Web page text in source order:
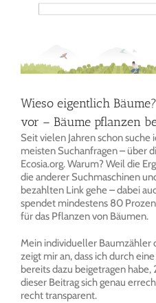
Wieso eigentlich
vor – Bäume pflanzen
Seit vielen Jahren schon
meisten Suchanfragen – über
Ecosia.org. Warum? Weil die
die anderer Suchmaschinen
bezahlten Link gehe – dabei
spendet mindestens 80
für das Pflanzen von Bäumen.
Mein individueller Baumzähler
zeigt mir an, dass ich durch
bereits dazu beigetragen
dieser Beitrag sich genau
recht transparent.